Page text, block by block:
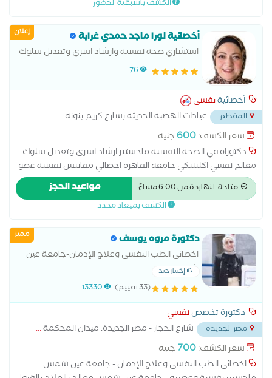
الكشف باسبقية الحضور
إعلان أخصائية لورا ماجد حمدي غرابة
استشاري صحة نفسية وارشاد اسري وتعديل سلوك
معالج نفسي اكلينيكي
76
أخصائيةنفسي
المقطم عيادات الهضبة الحديثة بشارع كريم بنونه...
سعر الكشف:600 جنيه
دكتوراه في الصحة النفسية ماجستير ارشاد اسري وتعديل سلوك
معالج نفسي اكلينيكي جامعه القاهرة اخصائي مقاييس نفسية عضو
بالصحة النفسية المصرية عضو باتحاد المعالجين العرب نائب رئيس
قسم الصحة النفسية بجريدة الخرم المصري نيوز
متاحة النهاردة من 6:00 مساءً مواعيد الحجز
الكشف بميعاد محدد
مميز دكتورة مروه يوسف
اخصائى الطب النفسي وعلاج الإدمان-جامعة عين
شمسإختيار جيد
(33 تقييم) 13330
دكتورة تخصصنفسي
مصر الجديدة شارع الحجاز - مصر الجديدة. ميدان المحكمة...
سعر الكشف:700 جنيه
اخصائى الطب النفسي وعلاج الإدمان - جامعة عين شمس